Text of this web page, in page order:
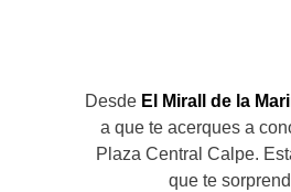
Desde El Mirall de la
a que te acerques a
Plaza Central Calpe.
que te